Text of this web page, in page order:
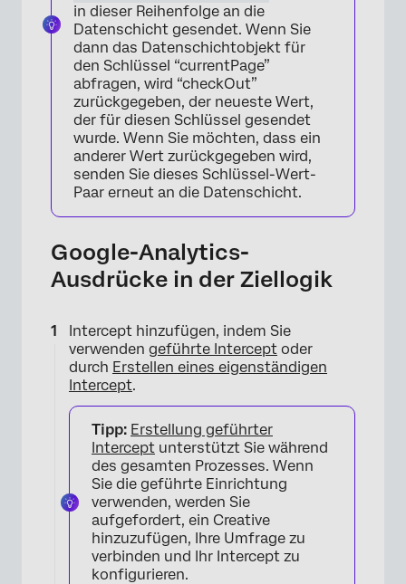
in dieser Reihenfolge an die
Datenschicht gesendet. Wenn Sie
dann das Datenschichtobjekt für
den Schlüssel “currentPage”
abfragen, wird “checkOut”
zurückgegeben, der neueste Wert,
der für diesen Schlüssel gesendet
wurde. Wenn Sie möchten, dass ein
anderer Wert zurückgegeben wird,
senden Sie dieses Schlüssel-Wert-
Paar erneut an die Datenschicht.
Google-Analytics-
Ausdrücke in der Ziellogik
Intercept hinzufügen, indem Sie
verwenden geführte Intercept oder
durch Erstellen eines eigenständigen
Intercept.
Tipp: Erstellung geführter
Intercept unterstützt Sie während
des gesamten Prozesses. Wenn
Sie die geführte Einrichtung
verwenden, werden Sie
aufgefordert, ein Creative
hinzuzufügen, Ihre Umfrage zu
verbinden und Ihr Intercept zu
konfigurieren.